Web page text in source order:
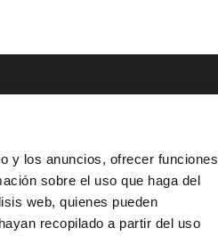
y los anuncios, ofrecer funciones
sobre el uso que haga del
web, quienes pueden
recopilado a partir del uso
Aviso Legal
Política de Privacidad